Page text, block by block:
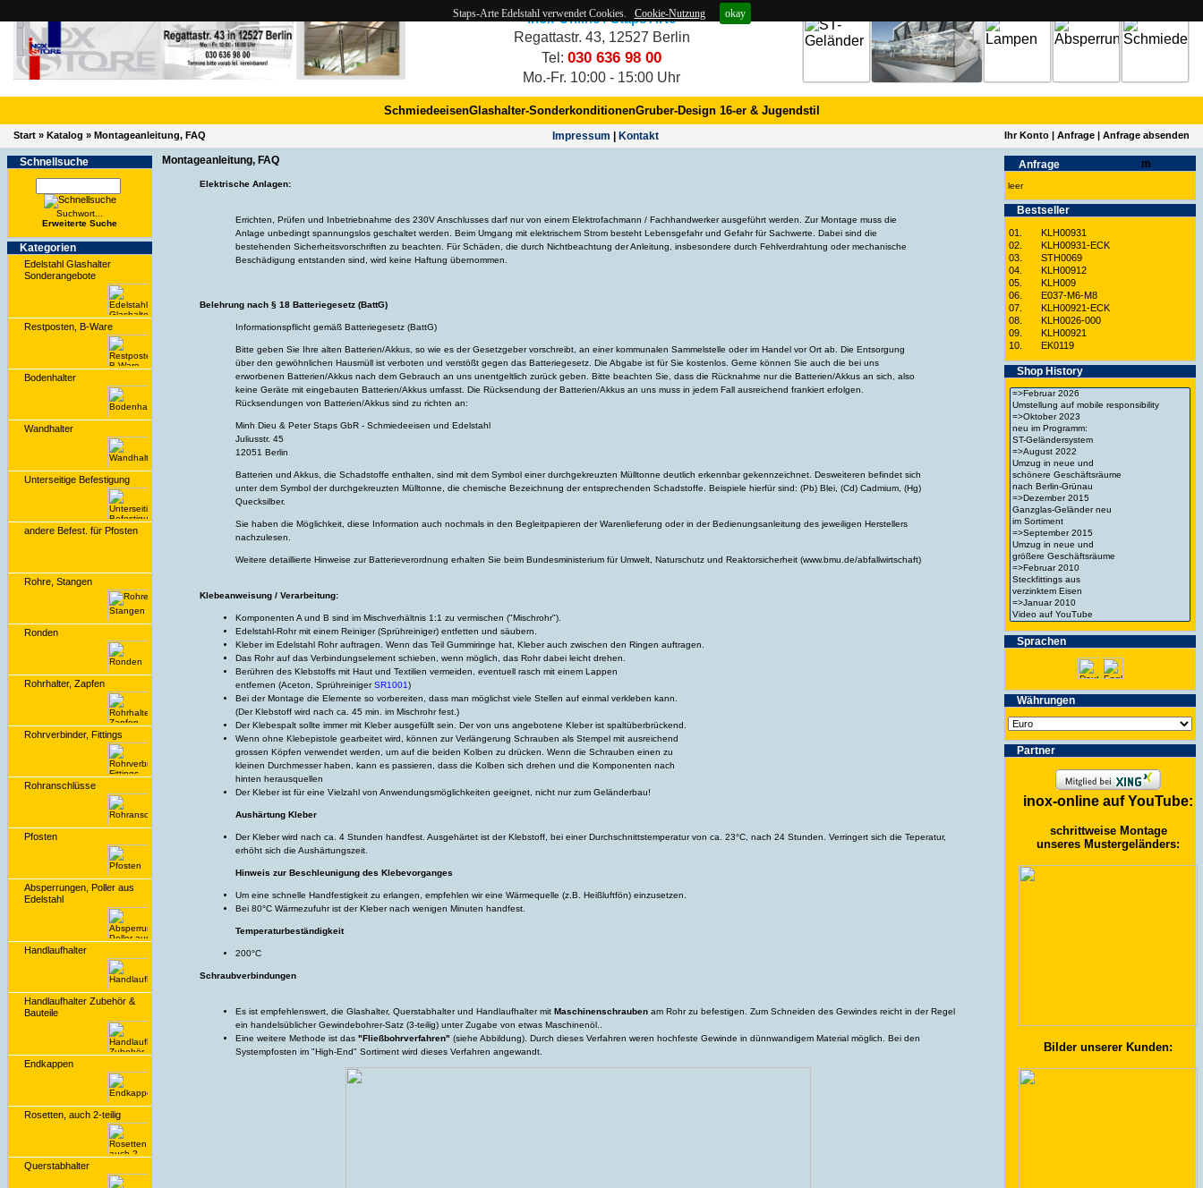
Staps-Arte Edelstahl verwendet Cookies. Cookie-Nutzung okay
Inox-Online / Staps Arte
Regattastr. 43, 12527 Berlin
Tel: 030 636 98 00
Mo.-Fr. 10:00 - 15:00 Uhr
SchmiedeeisenGlashalter-SonderkonditionenGruber-Design 16-er & Jugendstil
Start » Katalog » Montageanleitung, FAQ Impres­sum Kontakt Ihr Konto | Anfrage | Anfrage absenden
Schnell­suche
Suchwort...
Erwei­terte Suche
Kate­gorien
Edelstahl Glashalter
Sonderangebote
Restposten, B-Ware
Bodenhalter
Wandhalter
Unterseitige Befestigung
andere Befest. für Pfosten
Rohre, Stangen
Ronden
Rohrhalter, Zapfen
Rohrverbinder, Fittings
Rohranschlüsse
Pfosten
Absperrungen, Poller aus
Edelstahl
Handlaufhalter
Handlaufhalter Zubehör &
Bauteile
Endkappen
Rosetten, auch 2-teilig
Querstabhalter
Montageanleitung, FAQ
Elektrische Anlagen:
Errichten, Prüfen und Inbetriebnahme des 230V Anschlusses darf nur von einem Elektrofachmann / Fachhandwerker ausgeführt werden. Zur Montage muss die
Anlage unbedingt spannungslos geschaltet werden. Beim Umgang mit elektrischem Strom besteht Lebensgefahr und Gefahr für Sachwerte. Dabei sind die
bestehenden Sicherheitsvorschriften zu beachten. Für Schäden, die durch Nichtbeachtung der Anleitung, insbesondere durch Fehlverdrahtung oder mechanische
Beschädigung entstanden sind, wird keine Haftung übernommen.
Belehrung nach § 18 Batteriegesetz (BattG)
Informationspflicht gemäß Batteriegesetz (BattG)
Bitte geben Sie Ihre alten Batterien/Akkus, so wie es der Gesetzgeber vorschreibt, an einer kommunalen Sammelstelle oder im Handel vor Ort ab. Die Entsorgung
über den gewöhnlichen Hausmüll ist verboten und verstößt gegen das Batteriegesetz. Die Abgabe ist für Sie kostenlos. Gerne können Sie auch die bei uns
erworbenen Batterien/Akkus nach dem Gebrauch an uns unentgeltlich zurück geben. Bitte beachten Sie, dass die Rücknahme nur die Batterien/Akkus an sich, also
keine Geräte mit eingebauten Batterien/Akkus umfasst. Die Rücksendung der Batterien/Akkus an uns muss in jedem Fall ausreichend frankiert erfolgen.
Rücksendungen von Batterien/Akkus sind zu richten an:
Minh Dieu & Peter Staps GbR - Schmiedeeisen und Edelstahl
Juliusstr. 45
12051 Berlin
Batterien und Akkus, die Schadstoffe enthalten, sind mit dem Symbol einer durchgekreuzten Mülltonne deutlich erkennbar gekennzeichnet. Desweiteren befindet sich
unter dem Symbol der durchgekreuzten Mülltonne, die chemische Bezeichnung der entsprechenden Schadstoffe. Beispiele hierfür sind: (Pb) Blei, (Cd) Cadmium, (Hg)
Quecksilber.
Sie haben die Möglichkeit, diese Information auch nochmals in den Begleitpapieren der Warenlieferung oder in der Bedienungsanleitung des jeweiligen Herstellers
nachzulesen.
Weitere detaillierte Hinweise zur Batterieverordnung erhalten Sie beim Bundesministerium für Umwelt, Naturschutz und Reaktorsicherheit (www.bmu.de/abfallwirtschaft)
Klebeanweisung / Verarbeitung:
Komponenten A und B sind im Mischverhältnis 1:1 zu vermischen ("Mischrohr").
Edelstahl-Rohr mit einem Reiniger (Sprühreiniger) entfetten und säubern.
Kleber im Edelstahl Rohr auftragen. Wenn das Teil Gummiringe hat, Kleber auch zwischen den Ringen auftragen.
Das Rohr auf das Verbindungselement schieben, wenn möglich, das Rohr dabei leicht drehen.
Berühren des Klebstoffs mit Haut und Textilien vermeiden, eventuell rasch mit einem Lappen
entfernen (Aceton, SprühreinigerSR1001)
Bei der Montage die Elemente so vorbereiten, dass man möglichst viele Stellen auf einmal verkleben kann.
(Der Klebstoff wird nach ca. 45 min. im Mischrohr fest.)
Der Klebespalt sollte immer mit Kleber ausgefüllt sein. Der von uns angebotene Kleber ist spaltüberbrückend.
Wenn ohne Klebepistole gearbeitet wird, können zur Verlängerung Schrauben als Stempel mit ausreichend
grossen Köpfen verwendet werden, um auf die beiden Kolben zu drücken. Wenn die Schrauben einen zu
kleinen Durchmesser haben, kann es passieren, dass die Kolben sich drehen und die Komponenten nach
hinten herausquellen
Der Kleber ist für eine Vielzahl von Anwendungsmöglichkeiten geeignet, nicht nur zum Geländerbau!
Aushärtung Kleber
Der Kleber wird nach ca. 4 Stunden handfest. Ausgehärtet ist der Klebstoff, bei einer Durchschnittstemperatur von ca. 23°C, nach 24 Stunden. Verringert sich die Teperatur,
erhöht sich die Aushärtungszeit.
Hinweis zur Beschleunigung des Klebevorganges
Um eine schnelle Handfestigkeit zu erlangen, empfehlen wir eine Wärmequelle (z.B. Heißluftfön) einzusetzen.
Bei 80°C Wärmezufuhr ist der Kleber nach wenigen Minuten handfest.
Temperaturbeständigkeit
200°C
Schraubverbindungen
Es ist empfehlenswert, die Glashalter, Querstabhalter und Handlaufhalter mit Maschinenschrauben am Rohr zu befestigen. Zum Schneiden des Gewindes reicht in der Regel
ein handelsüblicher Gewindebohrer-Satz (3-teilig) unter Zugabe von etwas Maschinenöl..
Eine weitere Methode ist das "Fließbohrverfahren" (siehe Abbildung). Durch dieses Verfahren weren hochfeste Gewinde in dünnwandigem Material möglich. Bei den
Systempfosten im "High-End" Sortiment wird dieses Verfahren angewandt.
Anfrage
leer
Best­seller
01.
KLH00931
02.
KLH00931-ECK
03.
STH0069
04.
KLH00912
05.
KLH009
06.
E037-M6-M8
07.
KLH00921-ECK
08.
KLH0026-000
09.
KLH00921
10.
EK0119
Shop History
Spra­chen
Wäh­run­gen
Partner
inox-online auf YouTube:
schrittweise Montage
unseres Mustergeländers:
Bilder unserer Kunden: